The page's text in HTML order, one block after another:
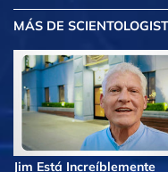
MÁS DE
Jim Está Increíblemente